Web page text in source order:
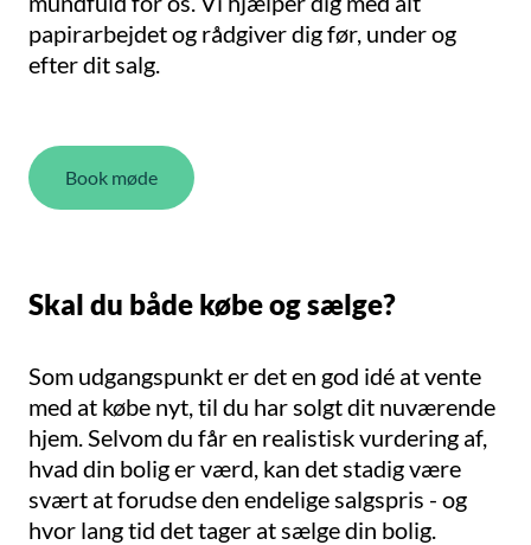
papirarbejdet og rådgiver dig før, under og
efter dit salg.
Book møde
Skal du både købe og sælge?
Som udgangspunkt er det en god idé at vente
med at købe nyt, til du har solgt dit nuværende
hjem. Selvom du får en realistisk vurdering af,
hvad din bolig er værd, kan det stadig være
svært at forudse den endelige salgspris - og
hvor lang tid det tager at sælge din bolig.